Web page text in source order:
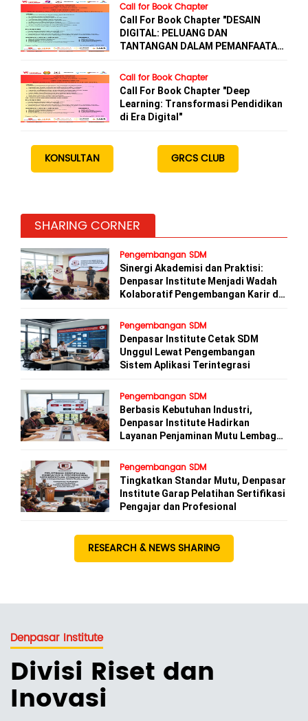
Call for Book Chapter
Call For Book Chapter "DESAIN
DIGITAL: PELUANG DAN
TANTANGAN DALAM PEMANFAATAN
Call for Book Chapter
Call For Book Chapter "Deep
Learning: Transformasi Pendidikan
di Era Digital"
KONSULTAN GRCS CLUB
SHARING CORNER
Pengembangan SDM
Sinergi Akademisi dan Praktisi:
Denpasar Institute Menjadi Wadah
Kolaboratif Pengembangan Karir di
Pengembangan SDM
Denpasar Institute Cetak SDM
Unggul Lewat Pengembangan
Sistem Aplikasi Terintegrasi
Pengembangan SDM
Berbasis Kebutuhan Industri,
Denpasar Institute Hadirkan
Layanan Penjaminan Mutu Lembaga
Pengembangan SDM
Tingkatkan Standar Mutu, Denpasar
Institute Garap Pelatihan Sertifikasi
Pengajar dan Profesional
RESEARCH & NEWS SHARING
Denpasar Institute
Divisi Riset dan
Inovasi